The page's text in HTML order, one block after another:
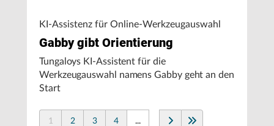
KI-Assistenz für Online-Werkzeugauswahl
Gabby gibt Orientierung
Tungaloys KI-Assistent für die
Werkzeugauswahl namens Gabby geht an den
Start
1 2 3 4 ...